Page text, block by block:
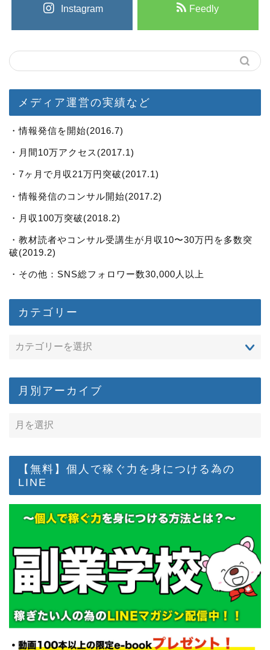
Instagram Feedly
メディア運営の実績など
・情報発信を開始(2016.7)
・月間10万アクセス(2017.1)
・7ヶ月で月収21万円突破(2017.1)
・情報発信のコンサル開始(2017.2)
・月収100万突破(2018.2)
・教材読者やコンサル受講生が月収10〜30万円を多数突
破(2019.2)
・その他：SNS総フォロワー数30,000人以上
カテゴリー
月別アーカイブ
【無料】個人で稼ぐ力を身につける為の
LINE